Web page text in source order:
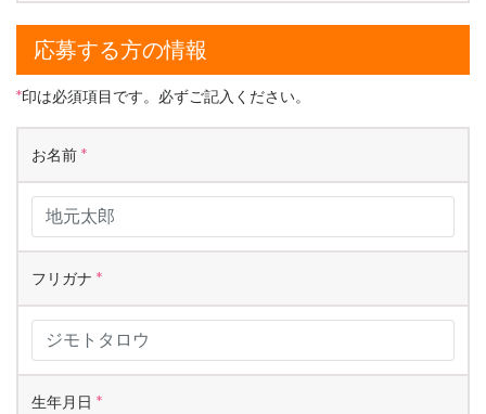
応募する方の情報
*印は必須項目です。必ずご記入ください。
お名前 *
フリガナ *
生年月日 *